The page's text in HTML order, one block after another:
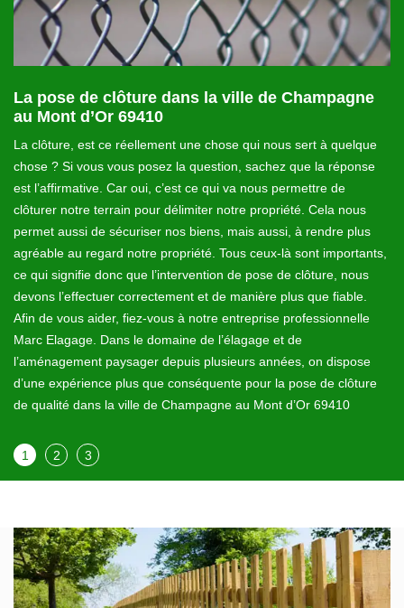
La pose de clôture dans la ville de Champagne
au Mont d’Or 69410
La clôture, est ce réellement une chose qui nous sert à quelque
chose ? Si vous vous posez la question, sachez que la réponse
est l’affirmative. Car oui, c’est ce qui va nous permettre de
clôturer notre terrain pour délimiter notre propriété. Cela nous
permet aussi de sécuriser nos biens, mais aussi, à rendre plus
agréable au regard notre propriété. Tous ceux-là sont importants,
ce qui signifie donc que l’intervention de pose de clôture, nous
devons l’effectuer correctement et de manière plus que fiable.
Afin de vous aider, fiez-vous à notre entreprise professionnelle
Marc Elagage. Dans le domaine de l’élagage et de
l’aménagement paysager depuis plusieurs années, on dispose
d’une expérience plus que conséquente pour la pose de clôture
de qualité dans la ville de Champagne au Mont d’Or 69410
1 2 3